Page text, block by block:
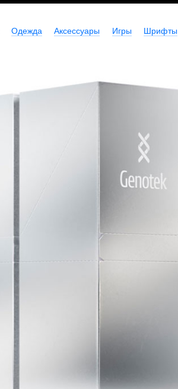
Одежда Аксессуары Игры Шрифты